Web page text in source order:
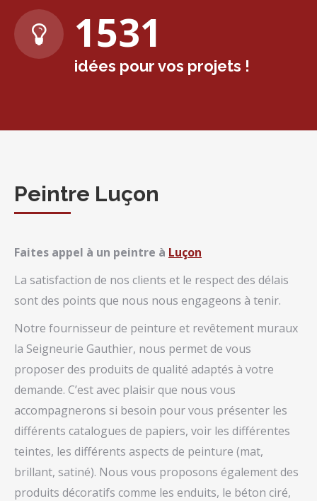
1571
idées pour vos projets !
Peintre Luçon
Faites appel à un peintre à Luçon
La satisfaction de nos clients et le respect des délais
sont des points que nous nous engageons à tenir.
Notre fournisseur de peinture et revêtement muraux
la Seigneurie Gauthier, nous permet de vous
proposer des produits de qualité adaptés à votre
demande. C’est avec plaisir que nous vous
accompagnerons si besoin pour vous présenter les
différents catalogues de papiers, voir les différentes
teintes, les différents aspects de peinture (mat,
brillant, satiné). Nous vous proposons également des
produits décoratifs comme les enduits, le béton ciré,